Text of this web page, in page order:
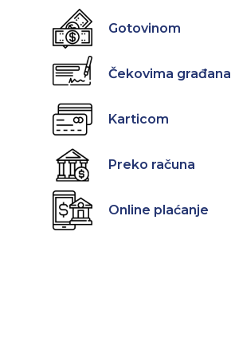
Gotovinom
Čekovima građana
Karticom
Preko računa
Online plaćanje